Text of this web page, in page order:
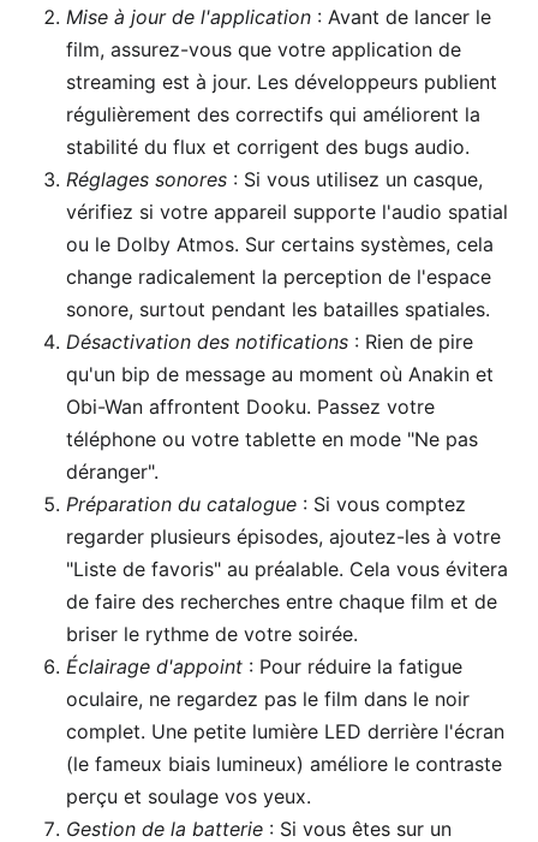
Mise à jour de l'application : Avant de lancer le
film, assurez-vous que votre application de
streaming est à jour. Les développeurs publient
régulièrement des correctifs qui améliorent la
stabilité du flux et corrigent des bugs audio.
Réglages sonores : Si vous utilisez un casque,
vérifiez si votre appareil supporte l'audio spatial
ou le Dolby Atmos. Sur certains systèmes, cela
change radicalement la perception de l'espace
sonore, surtout pendant les batailles spatiales.
Désactivation des notifications : Rien de pire
qu'un bip de message au moment où Anakin et
Obi-Wan affrontent Dooku. Passez votre
téléphone ou votre tablette en mode "Ne pas
déranger".
Préparation du catalogue : Si vous comptez
regarder plusieurs épisodes, ajoutez-les à votre
"Liste de favoris" au préalable. Cela vous évitera
de faire des recherches entre chaque film et de
briser le rythme de votre soirée.
Éclairage d'appoint : Pour réduire la fatigue
oculaire, ne regardez pas le film dans le noir
complet. Une petite lumière LED derrière l'écran
(le fameux biais lumineux) améliore le contraste
perçu et soulage vos yeux.
Gestion de la batterie : Si vous êtes sur un